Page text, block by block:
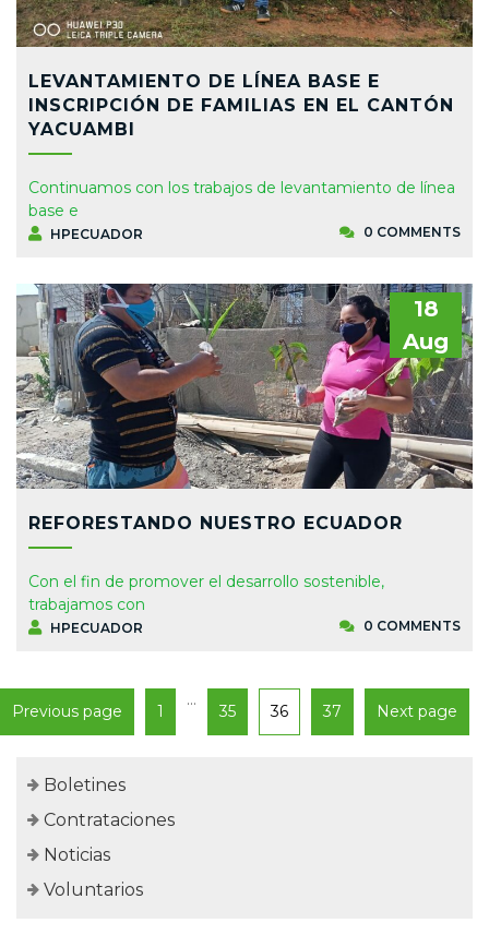
LEVANTAMIENTO DE LÍNEA BASE E
INSCRIPCIÓN DE FAMILIAS EN EL CANTÓN
YACUAMBI
Continuamos con los trabajos de levantamiento de línea
base e
HPECUADOR 0 COMMENTS
18
Aug
REFORESTANDO NUESTRO ECUADOR
Con el fin de promover el desarrollo sostenible,
trabajamos con
HPECUADOR 0 COMMENTS
Previous page 1
…
35 36 37 Next page
Boletines
Contrataciones
Noticias
Voluntarios